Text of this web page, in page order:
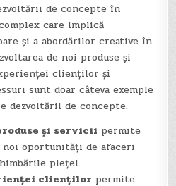
de concepte în
care implică
și a abordărilor creative în
de noi produse și
clienților și
sunt doar câteva exemple
dezvoltării de concepte.
și servicii permite
noi oportunități de afaceri
pieței.
clienților permite